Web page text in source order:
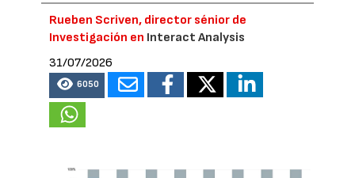
Rueben Scriven, director sénior de
Investigación en Interact Analysis
31/07/2026
6050